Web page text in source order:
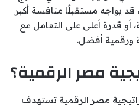
قد يواجه مستقبلًا منافسة أكبر
أو قدرة أعلى على التعامل مع
ورقمية أفضل.
مصر الرقمية؟
مصر الرقمية تستهدف